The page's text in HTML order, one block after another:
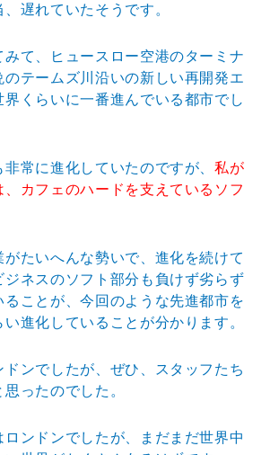
遅れていたそうです。
みて、ヒュースロー空港のターミナ
のテームズ川沿いの新しい再開発エ
界くらいに一番進んでいる都市でし
非常に進化していたのですが、私が
カフェのハードを支えているソフ
たいへんな勢いで、進化を続けて
ジネスのソフト部分も負けず劣らず
ることが、今回のような先進都市を
進化していることが分かります。
ンでしたが、ぜひ、スタッフたち
ったのでした。
ロンドンでしたが、まだまだ世界中